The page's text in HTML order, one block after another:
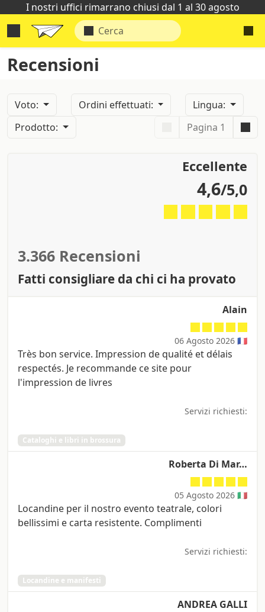
I nostri uffici rimarrano chiusi dal 1 al 30 agosto
Recensioni
Voto: Ordini effettuati:
Lingua:
Prodotto:
Pagina 1
Eccellente
4,6/5,0
3.366 Recensioni
Fatti consigliare da chi ci ha provato
Alain
06 Agosto 2026 🇫🇷
Très bon service. Impression de qualité et délais
respectés. Je recommande ce site pour
l'impression de livres
Servizi richiesti:
Cataloghi e libri in brossura
Roberta Di Mar…
05 Agosto 2026 🇮🇹
Locandine per il nostro evento teatrale, colori
bellissimi e carta resistente. Complimenti
Servizi richiesti:
Locandine e manifesti
ANDREA GALLI